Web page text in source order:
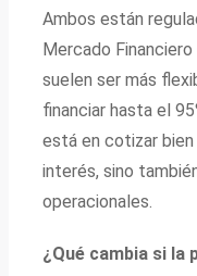
Ambos están
Mercado
suelen ser más
financiar hasta el
está en cotizar
interés, sino
operacionales.
¿Qué cambia si la